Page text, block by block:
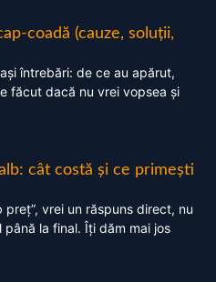
coadă (cauze, soluții,
întrebări: de ce au apărut,
făcut dacă nu vrei vopsea și
cât costă și ce primești
vrei un răspuns direct, nu
la final. Îți dăm mai jos